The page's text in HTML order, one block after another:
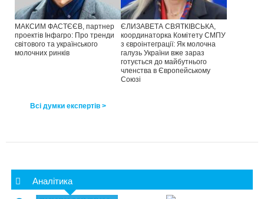
МАКСИМ ФАСТЄЄВ, партнер
проектів Інфагро: Про тренди
світового та українського
молочних ринків
ЄЛИЗАВЕТА СВЯТКІВСЬКА,
координаторка Комітету СМПУ
з євроінтеграції: Як молочна
галузь України вже зараз
готується до майбутнього
членства в Європейському
Союзі
Всі думки експертів >
Аналітика